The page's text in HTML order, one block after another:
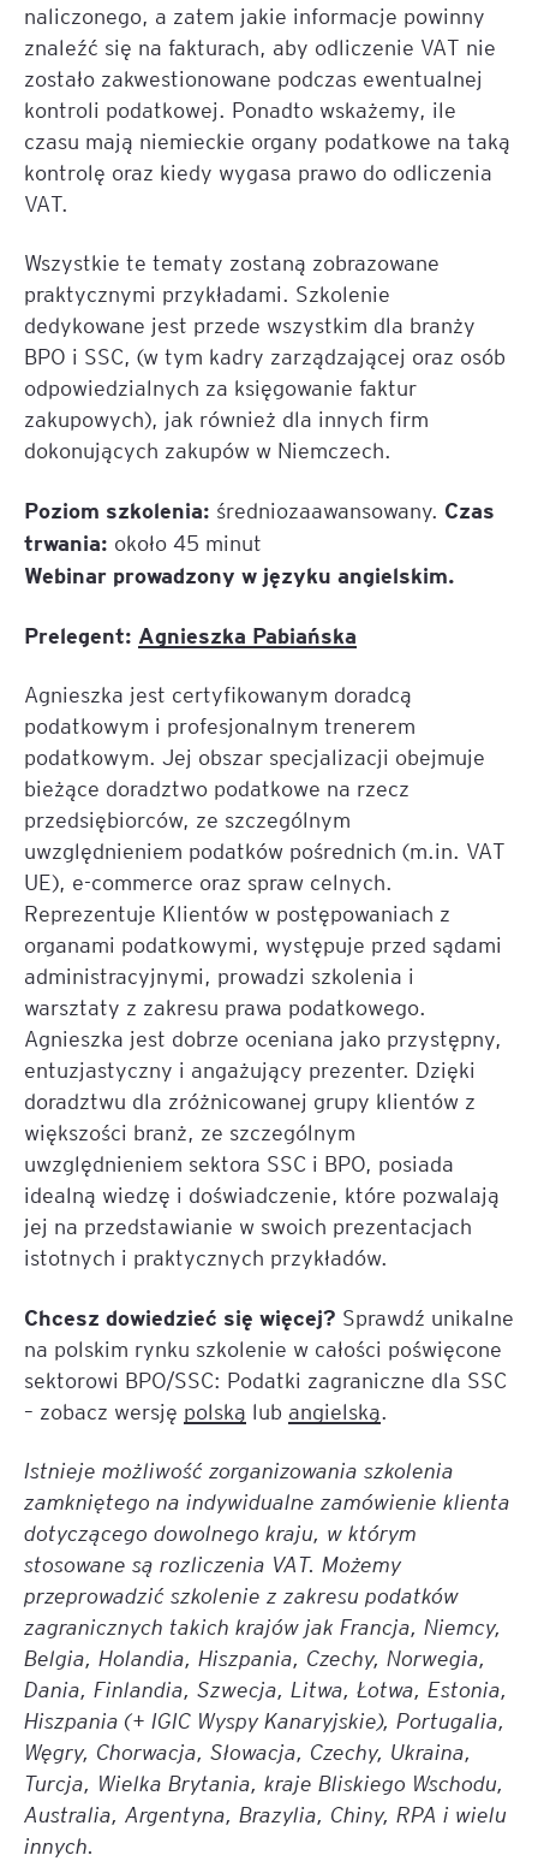
naliczonego, a zatem jakie informacje powinny
znaleźć się na fakturach, aby odliczenie VAT nie
zostało zakwestionowane podczas ewentualnej
kontroli podatkowej. Ponadto wskażemy, ile
czasu mają niemieckie organy podatkowe na taką
kontrolę oraz kiedy wygasa prawo do odliczenia
VAT.
Wszystkie te tematy zostaną zobrazowane
praktycznymi przykładami. Szkolenie
dedykowane jest przede wszystkim dla branży
BPO i SSC, (w tym kadry zarządzającej oraz osób
odpowiedzialnych za księgowanie faktur
zakupowych), jak również dla innych firm
dokonujących zakupów w Niemczech.
Poziom szkolenia: średniozaawansowany. Czas
trwania: około 45 minut
Webinar prowadzony w języku angielskim.
Prelegent: Agnieszka Pabiańska
Agnieszka jest certyfikowanym doradcą
podatkowym i profesjonalnym trenerem
podatkowym. Jej obszar specjalizacji obejmuje
bieżące doradztwo podatkowe na rzecz
przedsiębiorców, ze szczególnym
uwzględnieniem podatków pośrednich (m.in. VAT
UE), e-commerce oraz spraw celnych.
Reprezentuje Klientów w postępowaniach z
organami podatkowymi, występuje przed sądami
administracyjnymi, prowadzi szkolenia i
warsztaty z zakresu prawa podatkowego.
Agnieszka jest dobrze oceniana jako przystępny,
entuzjastyczny i angażujący prezenter. Dzięki
doradztwu dla zróżnicowanej grupy klientów z
większości branż, ze szczególnym
uwzględnieniem sektora SSC i BPO, posiada
idealną wiedzę i doświadczenie, które pozwalają
jej na przedstawianie w swoich prezentacjach
istotnych i praktycznych przykładów.
Chcesz dowiedzieć się więcej? Sprawdź unikalne
na polskim rynku szkolenie w całości poświęcone
sektorowi BPO/SSC: Podatki zagraniczne dla SSC
– zobacz wersję polską lub angielską.
Istnieje możliwość zorganizowania szkolenia
zamkniętego na indywidualne zamówienie klienta
dotyczącego dowolnego kraju, w którym
stosowane są rozliczenia VAT. Możemy
przeprowadzić szkolenie z zakresu podatków
zagranicznych takich krajów jak Francja, Niemcy,
Belgia, Holandia, Hiszpania, Czechy, Norwegia,
Dania, Finlandia, Szwecja, Litwa, Łotwa, Estonia,
Hiszpania (+ IGIC Wyspy Kanaryjskie), Portugalia,
Węgry, Chorwacja, Słowacja, Czechy, Ukraina,
Turcja, Wielka Brytania, kraje Bliskiego Wschodu,
Australia, Argentyna, Brazylia, Chiny, RPA i wielu
innych.